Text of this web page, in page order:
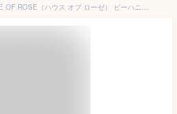
期間・数量限定発売 HOUSE OF ROSE（ハウス オブ ローゼ） ビーハニー 夏場しのぎ n 110g みつばち由来の保湿成分を配合した全身用ジェル状美容液 夏場しのぎが今年も登場 全身に使える！みずみずしく心地良い感触のジェル状 化粧水 美容 保湿ジェル ハニーサックルの香